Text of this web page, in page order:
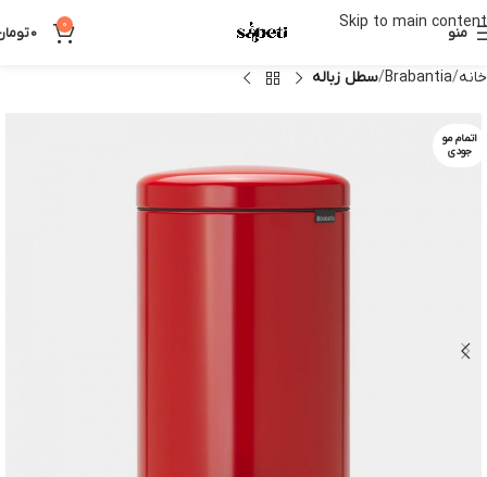
Skip to main content
منو 0
0
خانه Brabantia سطل زباله
اتمام مو
جودی